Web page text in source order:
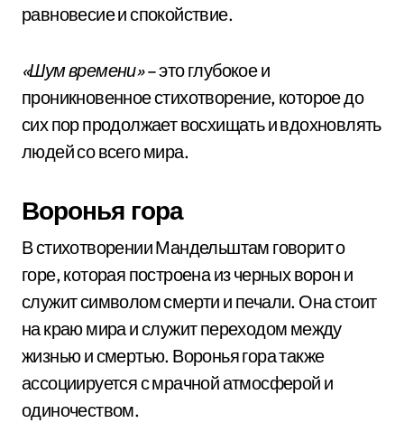
равновесие и спокойствие.
«Шум времени»– это глубокое и
проникновенное стихотворение, которое до
сих пор продолжает восхищать и вдохновлять
людей со всего мира.
Воронья гора
В стихотворении Мандельштам говорит о
горе, которая построена из черных ворон и
служит символом смерти и печали. Она стоит
на краю мира и служит переходом между
жизнью и смертью. Воронья гора также
ассоциируется с мрачной атмосферой и
одиночеством.